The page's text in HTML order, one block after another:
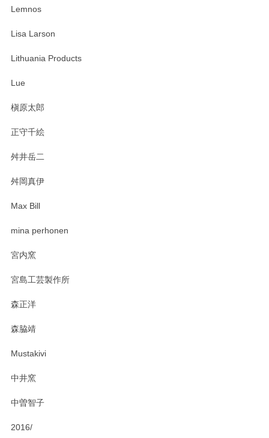
たm(_)m
います。無事に届いたようで安心いたしまし
おかけしました。 ありがとうございます。
Lemnos
Lisa Larson
Lithuania Products
Lue
槇原太郎
正守千絵
舛井岳二
舛岡真伊
Max Bill
mina perhonen
宮内窯
宮島工芸製作所
森正洋
森脇靖
Mustakivi
中井窯
中曽智子
2016/